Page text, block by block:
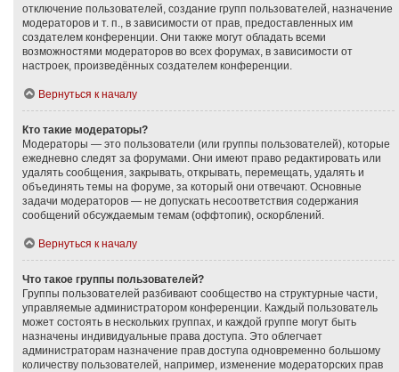
отключение пользователей, создание групп пользователей, назначение
модераторов и т. п., в зависимости от прав, предоставленных им
создателем конференции. Они также могут обладать всеми
возможностями модераторов во всех форумах, в зависимости от
настроек, произведённых создателем конференции.
Вернуться к началу
Кто такие модераторы?
Модераторы — это пользователи (или группы пользователей), которые
ежедневно следят за форумами. Они имеют право редактировать или
удалять сообщения, закрывать, открывать, перемещать, удалять и
объединять темы на форуме, за который они отвечают. Основные
задачи модераторов — не допускать несоответствия содержания
сообщений обсуждаемым темам (оффтопик), оскорблений.
Вернуться к началу
Что такое группы пользователей?
Группы пользователей разбивают сообщество на структурные части,
управляемые администратором конференции. Каждый пользователь
может состоять в нескольких группах, и каждой группе могут быть
назначены индивидуальные права доступа. Это облегчает
администраторам назначение прав доступа одновременно большому
количеству пользователей, например, изменение модераторских прав